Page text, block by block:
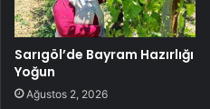
Sarıgöl’de Bayram Hazırlığı
Yoğun
Ağustos 2, 2026